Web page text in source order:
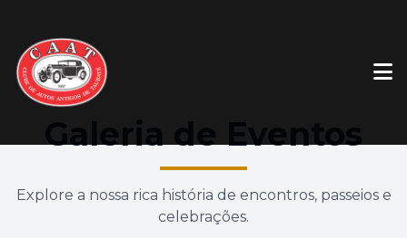
Galeria de Eventos
Explore a nossa rica história de encontros, passeios e
celebrações.